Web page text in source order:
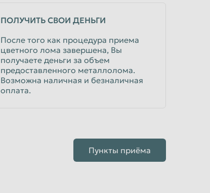
ПОЛУЧИТЬ СВОИ ДЕНЬГИ
После того как процедура приема
цветного лома завершена, Вы
получаете деньги за объем
предоставленного металлолома.
Возможна наличная и безналичная
оплата.
Пункты приёма